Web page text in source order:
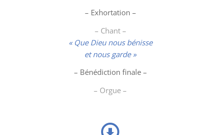
– Exhortation –
– Chant –
« Que Dieu nous bénisse
et nous garde »
– Bénédiction finale –
– Orgue –